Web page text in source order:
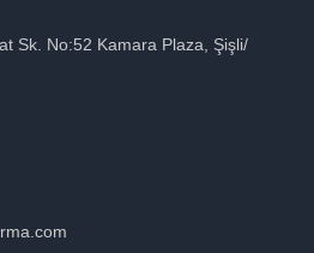
Sk. No:52 Kamara Plaza, Şişli/